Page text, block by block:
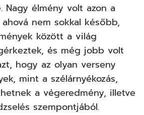
Nagy élmény volt azon a
nem sokkal később,
között a világ
és még jobb volt
hogy az olyan verseny
mint a szélárnyékozás,
a végeredmény, illetve
szempontjából.